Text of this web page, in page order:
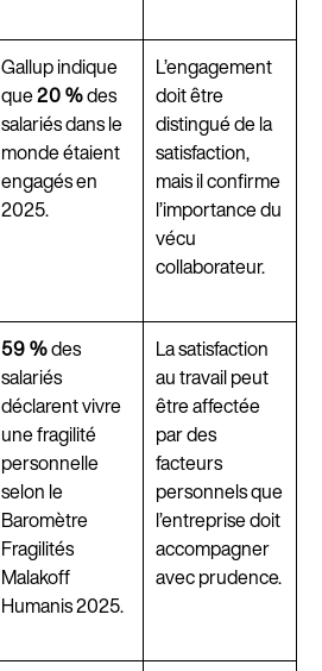
Gallup indique
que20 %des
salariés dans le
monde étaient
engagés en
2025.
L’engagement
doit être
distingué de la
satisfaction,
mais il confirme
l’importance du
vécu
collaborateur.
59 %des
salariés
déclarent vivre
une fragilité
personnelle
selon le
Baromètre
Fragilités
Malakoff
Humanis 2025.
La satisfaction
au travail peut
être affectée
par des
facteurs
personnels que
l’entreprise doit
accompagner
avec prudence.